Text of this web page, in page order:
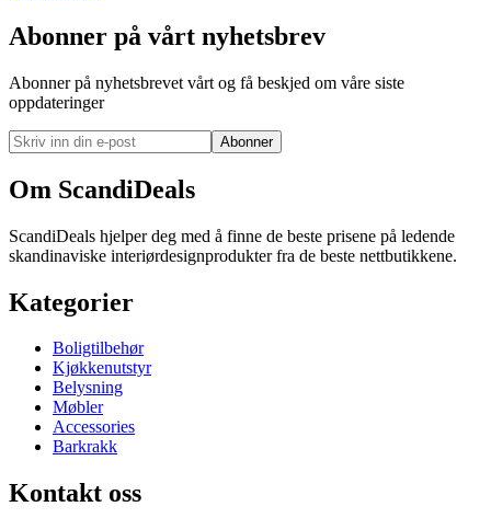
Abonner på vårt nyhetsbrev
Abonner på nyhetsbrevet vårt og få beskjed om våre siste
oppdateringer
Abonner
Om ScandiDeals
ScandiDeals hjelper deg med å finne de beste prisene på ledende
skandinaviske interiørdesignprodukter fra de beste nettbutikkene.
Kategorier
Boligtilbehør
Kjøkkenutstyr
Belysning
Møbler
Accessories
Barkrakk
Kontakt oss